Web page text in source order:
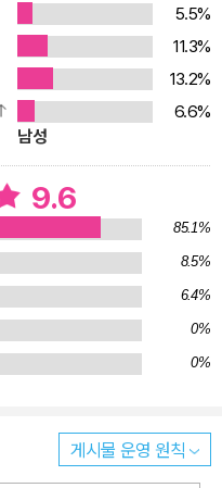
곳이 펼쳐진다. 딴생각을 하
이 쌓이는 곳. 『설국』의 배경
필한 곳으로 알려져 있는 ‘에
아가는 여행은 바로 이곳, 『설
연수생으로
든 에치고유자와에 갈 수 있
다려 에치고유자와로 향한
사한 그 풍경을 만나기 위해
설국이었다. 온도와 습도, 색
었다. 말 그대로 딴 나라였다.
『설국』이 지닌 독보적인
5.5%
11.3%
13.2%
6.6%
남성
9.6
85.1%
8.5%
6.4%
0%
0%
게시물 운영 원칙